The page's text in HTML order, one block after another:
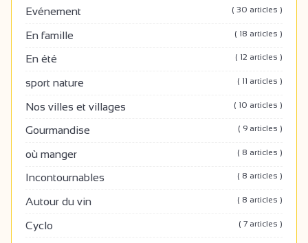
Evénement ( 30 articles )
En famille ( 18 articles )
En été ( 12 articles )
sport nature ( 11 articles )
Nos villes et villages ( 10 articles )
Gourmandise ( 9 articles )
où manger ( 8 articles )
Incontournables ( 8 articles )
Autour du vin ( 8 articles )
Cyclo ( 7 articles )